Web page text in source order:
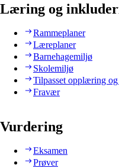
Læring og
Rammeplaner
Læreplaner
Barnehagemiljø
Skolemiljø
Tilpasset opplæring
Fravær
Vurdering
Eksamen
Prøver